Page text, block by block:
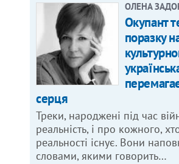
ОЛЕНА
Окупант
поразку
серця
Треки, народжені під час
реальність, і про кожного,
реальності існує. Вони
словами, якими говорить…